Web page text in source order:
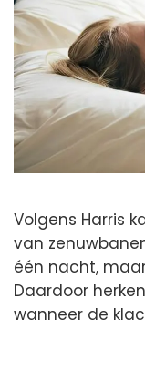
Volgens Harris
van
één nacht,
Daardoor
wanneer de